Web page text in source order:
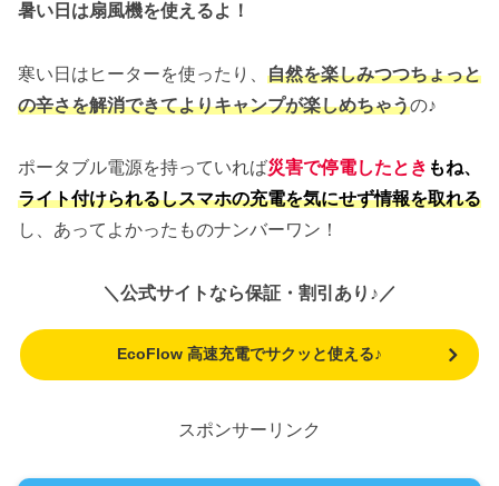
暑い日は扇風機を使えるよ！
寒い日はヒーターを使ったり、 自然を楽しみつつちょっと
の辛さを解消できてよりキャンプが楽しめちゃうの♪
ポータブル電源を持っていれば災害で停電したとき もね、
ライト付けられるしスマホの充電を気にせず情報を取れる
し、あってよかったものナンバーワン！
＼公式サイトなら保証・割引あり♪／
EcoFlow 高速充電でサクッと使える♪
スポンサーリンク